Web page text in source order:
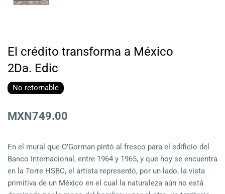
El crédito transforma a México
2Da. Edic
No retornable
MXN749.00
En el mural que O’Gorman pintó al fresco para el edificio del
Banco Internacional, entre 1964 y 1965, y que hoy se encuentra
en la Torre HSBC, el artista representó, por un lado, la vista
primitiva de un México en el cual la naturaleza aún no está